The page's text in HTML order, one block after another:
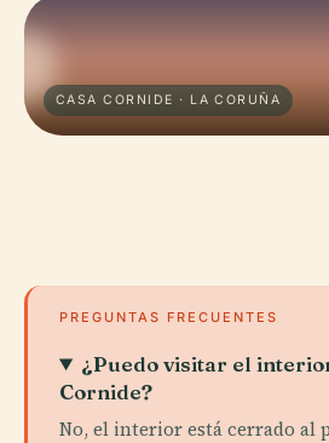
CASA CORNIDE · LA CORUÑA
PREGUNTAS FRECUENTES
¿Puedo visitar el
Cornide?
No, el interior está cerrado al